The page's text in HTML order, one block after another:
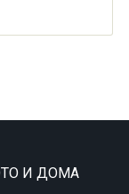
И ДОМА